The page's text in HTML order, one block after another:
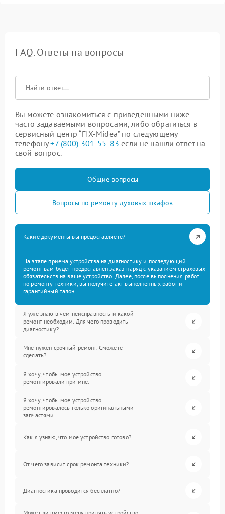
FAQ. Ответы на вопросы
Вы можете ознакомиться с приведенными ниже
часто задаваемыми вопросами, либо обратиться в
сервисный центр “FIX-Midea” по следующему
телефону+7 (800) 301-55-83 если не нашли ответ на
свой вопрос.
Общие вопросы
Вопросы по ремонту духовых шкафов
Какие документы вы предоставляете?
На этапе приема устройства на диагностику и последующий
ремонт вам будет предоставлен заказ-наряд с указанием страховых
обязательств на ваше устройство. Далее, после выполнения работ
по ремонту техники, вы получите акт выполненных работ и
гарантийный талон.
Я уже знаю в чем неисправность и какой
ремонт необходим. Для чего проводить
диагностику?
Мне нужен срочный ремонт. Сможете
сделать?
Я хочу, чтобы мое устройство
ремонтировали при мне.
Я хочу, чтобы мое устройство
ремонтировалось только оригинальными
запчастями.
Как я узнаю, что мое устройство готово?
От чего зависит срок ремонта техники?
Диагностика проводится бесплатно?